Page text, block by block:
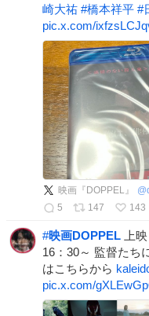
崎大祐 #橋本祥平 #
pic.x.com/
映画『DOPPEL』 @
5
147 143
#映画DOPPEL 上
16：30～ 監督たち
はこちらから
pic.x.com/